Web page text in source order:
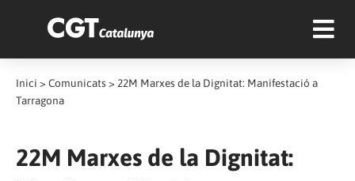
Inici > Comunicats > 22M Marxes de la Dignitat: Manifestació a
Tarragona
22M Marxes de la Dignitat: